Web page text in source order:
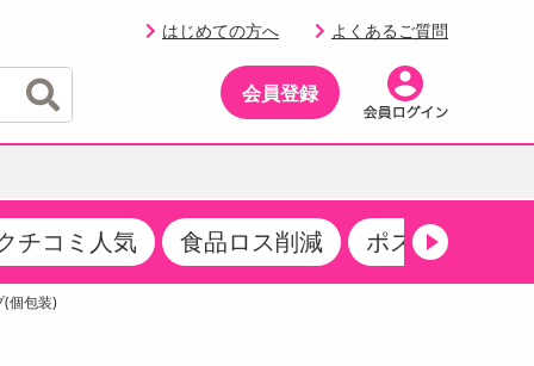
はじめての方へ よくあるご質問
会員登録
イベント
イベント最新情報（RSPほか）
ア
サプリメント
収納・寝具
タニティ
チコミ人気 食品ロス削減 ポストにお届け
個包装)